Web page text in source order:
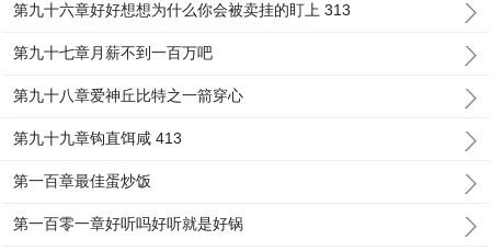
第九十六章好好想想为什么你会被卖挂的盯上 313
第九十七章月薪不到一百万吧
第九十八章爱神丘比特之一箭穿心
第九十九章钩直饵咸 413
第一百章最佳蛋炒饭
第一百零一章好听吗好听就是好锅